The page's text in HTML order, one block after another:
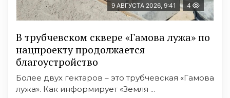
9 АВГУСТА 2026, 9:41 4
В трубчевском сквере «Гамова лужа» по
нацпроекту продолжается
благоустройство
Более двух гектаров – это трубчевская «Гамова
лужа». Как информирует «Земля ...